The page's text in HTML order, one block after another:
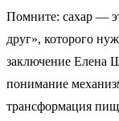
Помните: сахар —
друг», которого
заключение Елена
понимание
трансформация